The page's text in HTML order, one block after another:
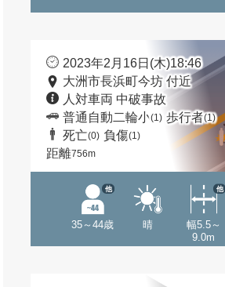
2023年2月16日(木)18:46
大洲市長浜町今坊 付近
人対車両 中破事故
普通自動二輪小(1) 歩行者(1)
死亡(0) 負傷(1)
距離756m
35～44歳
他
晴
幅5.5～
9.0m
他